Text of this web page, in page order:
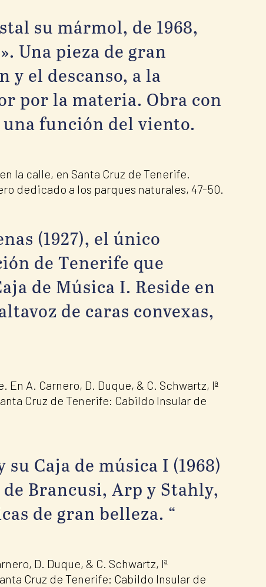
su mármol, de 1968,
Una pieza de gran
y el descanso, a la
por la materia. Obra con
función del viento.
la calle, en Santa Cruz de Tenerife.
dedicado a los parques naturales, 47-50.
(1927), el único
de Tenerife que
de Música I. Reside en
de caras convexas,
A. Carnero, D. Duque, & C. Schwartz, Iª
Cruz de Tenerife: Cabildo Insular de
Caja de música I (1968)
Brancusi, Arp y Stahly,
de gran belleza. “
D. Duque, & C. Schwartz, Iª
Cruz de Tenerife: Cabildo Insular de